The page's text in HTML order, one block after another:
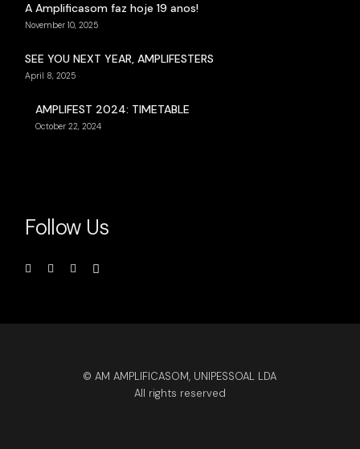
A Amplificasom faz hoje 19 anos!
November 10, 2025
SEE YOU NEXT YEAR, AMPLIFESTERS
April 8, 2025
AMPLIFEST 2024: TIMETABLE
October 22, 2024
Follow Us
© AM AMPLIFICASOM, UNIPESSOAL LDA
All rights reserved